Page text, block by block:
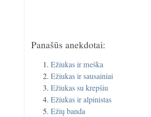
Panašūs anekdotai:
Ežiukas ir meška
Ežiukas ir sausainiai
Ežiukas su krepšiu
Ežiukas ir alpinistas
Ežių banda